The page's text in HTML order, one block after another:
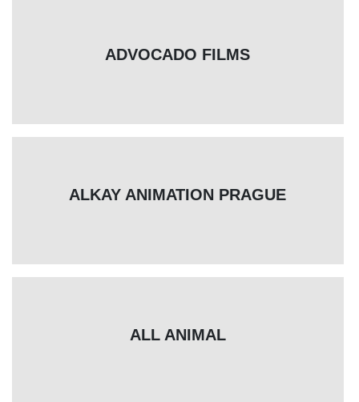
ADVOCADO FILMS
ALKAY ANIMATION PRAGUE
ALL ANIMAL